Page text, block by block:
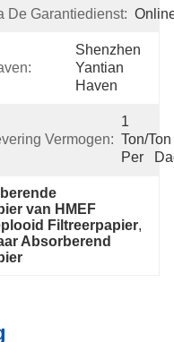
De Garantiedienst:
Shenzhen
Yantian
Haven
Vermogen:
1
Ton/Ton
Per
van HMEF
Filtreerpapier
Absorberend